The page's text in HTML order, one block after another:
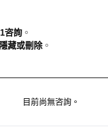
咨詢 。
藏或刪除。
目前尚無咨詢。